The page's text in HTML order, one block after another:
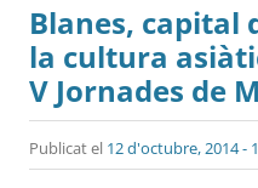
Blanes, capital
la cultura
V Jornades de
Publicat el 12 d'octubre, 2014 -